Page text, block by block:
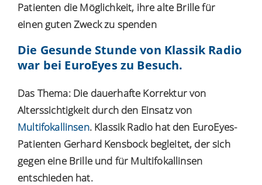
Patienten die Möglichkeit, ihre alte Brille für
einen guten Zweck zu spenden
Die Gesunde Stunde von Klassik Radio
war bei EuroEyes zu Besuch.
Das Thema: Die dauerhafte Korrektur von
Alterssichtigkeitdurch den Einsatz von
Multifokallinsen. Klassik Radio hat den EuroEyes-
Patienten Gerhard Kensbock begleitet, der sich
gegen eine Brille und für Multifokallinsen
entschieden hat.